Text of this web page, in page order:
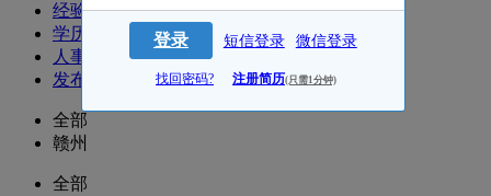
经验
学历
人事
发布时间
全部
赣州
全部
登录 短信登录 微信登录
找回密码? 注册简历(只需1分钟)